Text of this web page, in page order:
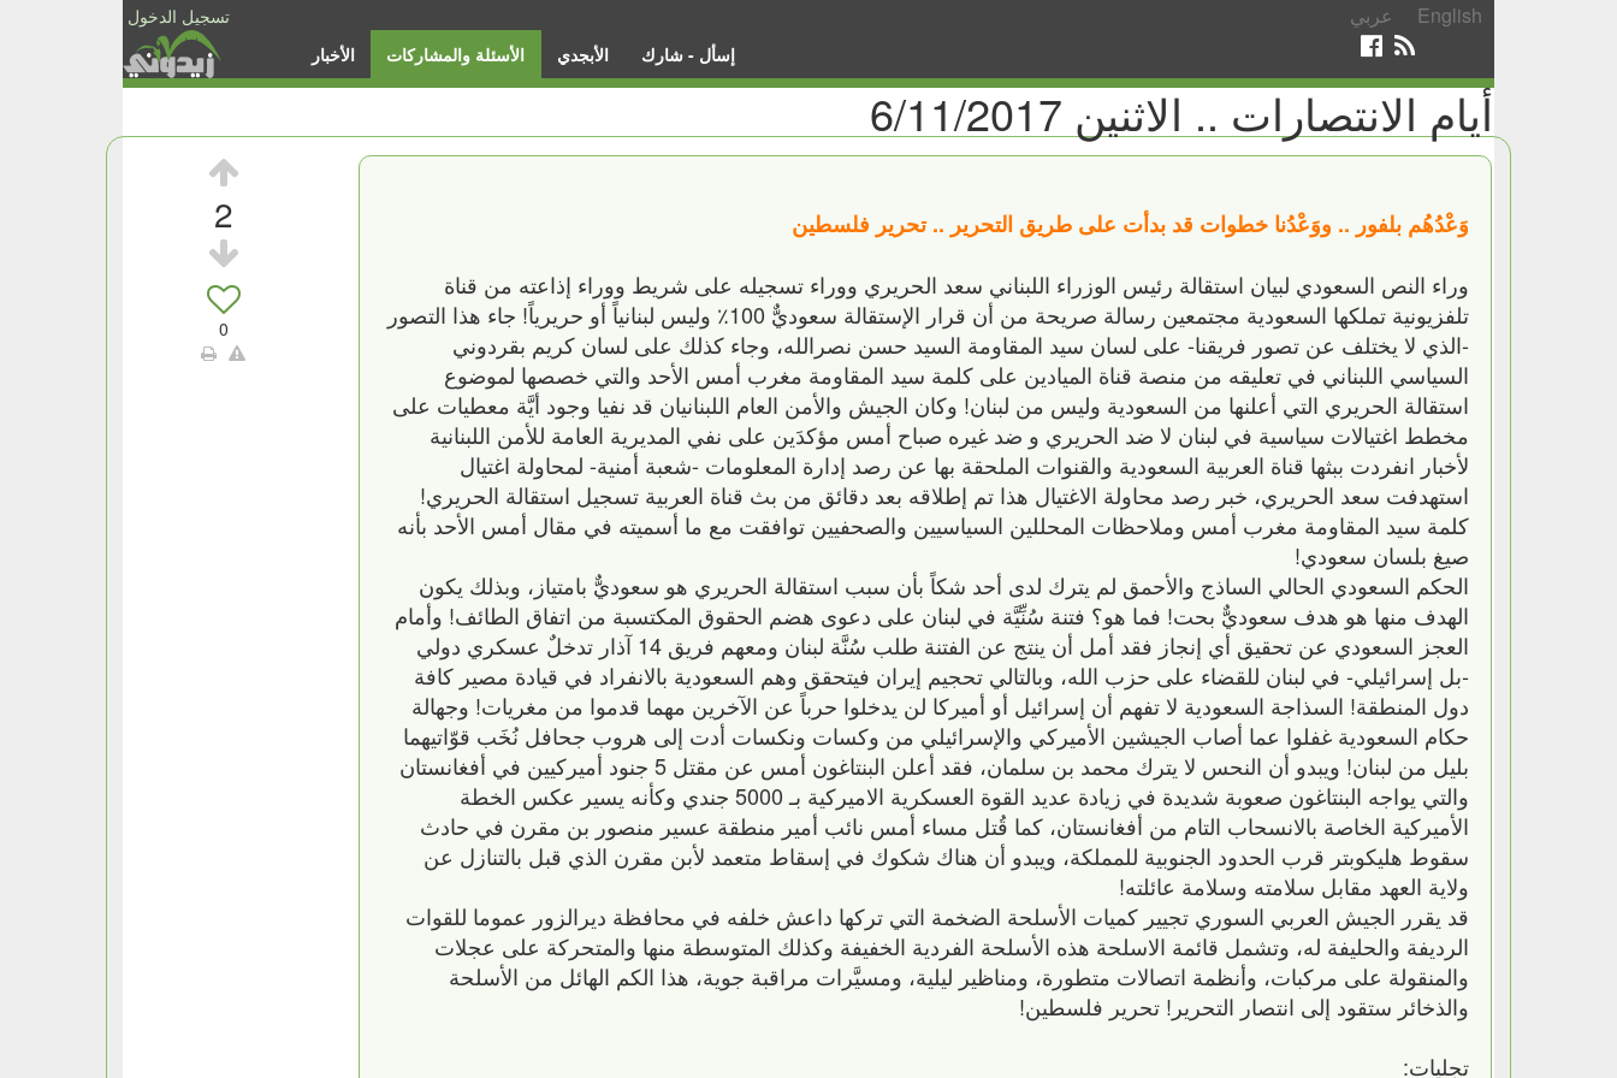
تسجيل الدخول عربي English
الأخبار الأسئلة والمشاركات الأبجدي إسأل - شارك
أيام الانتصارات .. الاثنين 6/11/2017
2
0
وَعْدُهُم بلفور .. ووَعْدُنا خطوات قد بدأت على طريق التحرير .. تحرير فلسطين
وراء النص السعودي لبيان استقالة رئيس الوزراء اللبناني سعد الحريري ووراء تسجيله على شريط ووراء إذاعته من قناة
تلفزيونية تملكها السعودية مجتمعين رسالة صريحة من أن قرار الإستقالة سعوديٌّ 100٪ وليس لبنانياً أو حريرياً! جاء هذا التصور
-الذي لا يختلف عن تصور فريقنا- على لسان سيد المقاومة السيد حسن نصرالله، وجاء كذلك على لسان كريم بقردوني
السياسي اللبناني في تعليقه من منصة قناة الميادين على كلمة سيد المقاومة مغرب أمس الأحد والتي خصصها لموضوع
استقالة الحريري التي أعلنها من السعودية وليس من لبنان! وكان الجيش والأمن العام اللبنانيان قد نفيا وجود أيَّة معطيات على
مخطط اغتيالات سياسية في لبنان لا ضد الحريري و ضد غيره صباح أمس مؤكدَين على نفي المديرية العامة للأمن اللبنانية
لأخبار انفردت ببثها قناة العربية السعودية والقنوات الملحقة بها عن رصد إدارة المعلومات -شعبة أمنية- لمحاولة اغتيال
استهدفت سعد الحريري، خبر رصد محاولة الاغتيال هذا تم إطلاقه بعد دقائق من بث قناة العربية تسجيل استقالة الحريري!
كلمة سيد المقاومة مغرب أمس وملاحظات المحللين السياسيين والصحفيين توافقت مع ما أسميته في مقال أمس الأحد بأنه
صيغ بلسان سعودي!
الحكم السعودي الحالي الساذج والأحمق لم يترك لدى أحد شكاً بأن سبب استقالة الحريري هو سعوديٌّ بامتياز، وبذلك يكون
الهدف منها هو هدف سعوديٌّ بحت! فما هو؟ فتنة سُنِّيَّة في لبنان على دعوى هضم الحقوق المكتسبة من اتفاق الطائف! وأمام
العجز السعودي عن تحقيق أي إنجاز فقد أمل أن ينتج عن الفتنة طلب سُنَّة لبنان ومعهم فريق 14 آذار تدخلٌ عسكري دولي
-بل إسرائيلي- في لبنان للقضاء على حزب الله، وبالتالي تحجيم إيران فيتحقق وهم السعودية بالانفراد في قيادة مصير كافة
دول المنطقة! السذاجة السعودية لا تفهم أن إسرائيل أو أميركا لن يدخلوا حرباً عن الآخرين مهما قدموا من مغريات! وجهالة
حكام السعودية غفلوا عما أصاب الجيشين الأميركي والإسرائيلي من وكسات ونكسات أدت إلى هروب جحافل نُخَب قوّاتيهما
بليل من لبنان! ويبدو أن النحس لا يترك محمد بن سلمان، فقد أعلن البنتاغون أمس عن مقتل 5 جنود أميركيين في أفغانستان
والتي يواجه البنتاغون صعوبة شديدة في زيادة عديد القوة العسكرية الاميركية بـ 5000 جندي وكأنه يسير عكس الخطة
الأميركية الخاصة بالانسحاب التام من أفغانستان، كما قُتل مساء أمس نائب أمير منطقة عسير منصور بن مقرن في حادث
سقوط هليكوبتر قرب الحدود الجنوبية للمملكة، ويبدو أن هناك شكوك في إسقاط متعمد لأبن مقرن الذي قبل بالتنازل عن
ولاية العهد مقابل سلامته وسلامة عائلته!
قد يقرر الجيش العربي السوري تجيير كميات الأسلحة الضخمة التي تركها داعش خلفه في محافظة ديرالزور عموما للقوات
الرديفة والحليفة له، وتشمل قائمة الاسلحة هذه الأسلحة الفردية الخفيفة وكذلك المتوسطة منها والمتحركة على عجلات
والمنقولة على مركبات، وأنظمة اتصالات متطورة، ومناظير ليلية، ومسيَّرات مراقبة جوية، هذا الكم الهائل من الأسلحة
والذخائر ستقود إلى انتصار التحرير! تحرير فلسطين!
تجليات: